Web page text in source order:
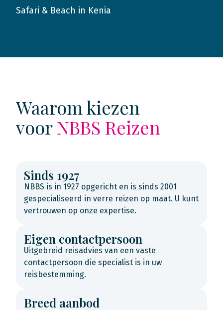
2019
Safari & Beach in Kenia
Waarom kiezen
voorNBBS Reizen
Sinds 1927
NBBS is in 1927 opgericht en is sinds 2001
gespecialiseerd in verre reizen op maat. U kunt
vertrouwen op onze expertise.
Eigen contactpersoon
Uitgebreid reisadvies van een vaste
contactpersoon die specialist is in uw
reisbestemming.
Breed aanbod